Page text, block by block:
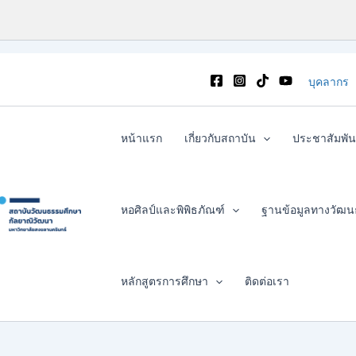
บุคลากร
หน้าแรก เกี่ยวกับสถาบัน ประชาสัมพั
หอศิลป์และพิพิธภัณฑ์ ฐานข้อมูลทางวัฒน
หลักสูตรการศึกษา ติดต่อเรา